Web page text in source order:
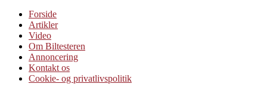
Forside
Artikler
Video
Om Biltesteren
Annoncering
Kontakt os
Cookie- og privatlivspolitik